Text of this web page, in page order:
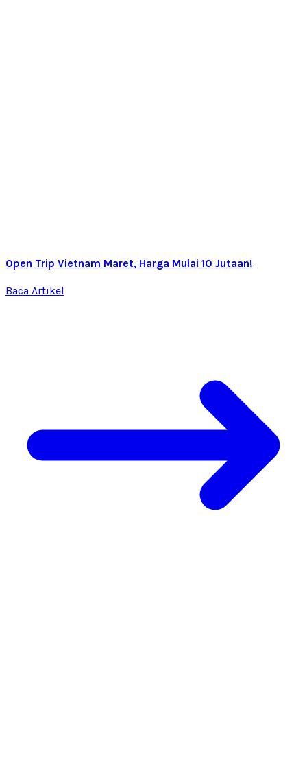
Open Trip Vietnam Maret, Harga Mulai 10 Jutaan!
Baca Artikel